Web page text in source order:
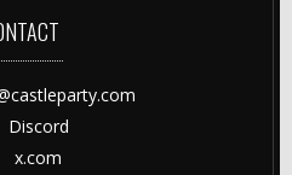
Discord
x.com